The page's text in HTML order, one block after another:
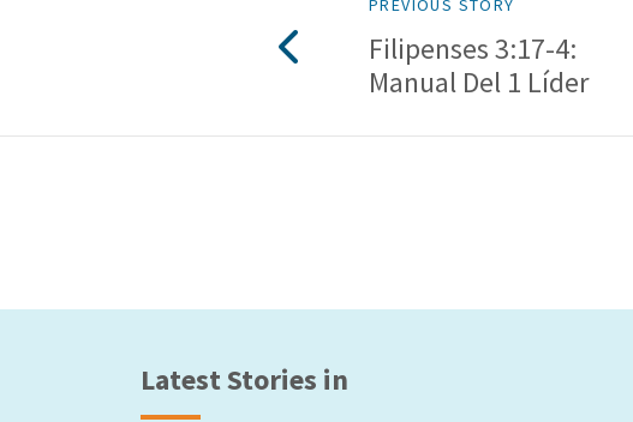
PREVIOUS STORY
Filipenses 3:17-4:
Manual Del 1 Líder
Latest Stories in